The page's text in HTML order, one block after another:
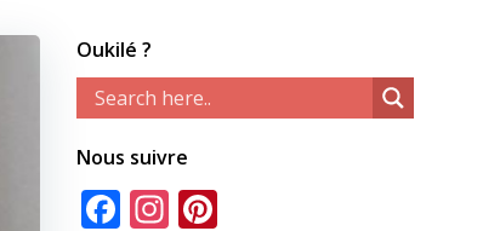
Oukilé ?
Nous suivre
Facebook
Instagram